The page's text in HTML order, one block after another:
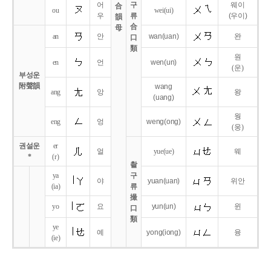
合
韻
母
구
류
合
口
類
ou
어
우
wei(ui)
웨이
(우이)
부성운
附聲韻
an 안 wan(uan) 완
en 언 wen(un)
원
(운)
ang 앙
wang
(uang)
왕
eng 엉 weng(ong)
웡
(웅)
권설운
*
er
(r)
얼
촬
구
류
撮
口
類
yue(ue) 웨
ya
(ia)
야 yuan(uan) 위안
yo 요 yun(un) 윈
ye
(ie)
예 yong(iong) 융